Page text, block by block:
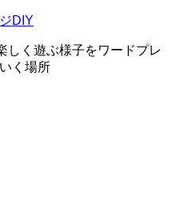
DIY
しく遊ぶ様子をワードプレ
く場所